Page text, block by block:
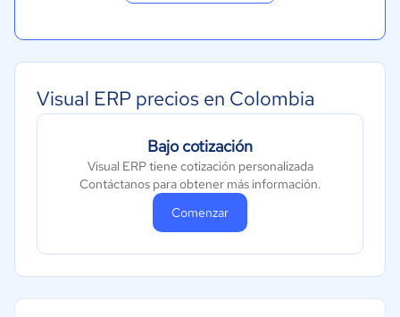
Visual ERP precios en Colombia
Bajo cotización
Visual ERP tiene cotización personalizada
Contáctanos para obtener más información.
Comenzar